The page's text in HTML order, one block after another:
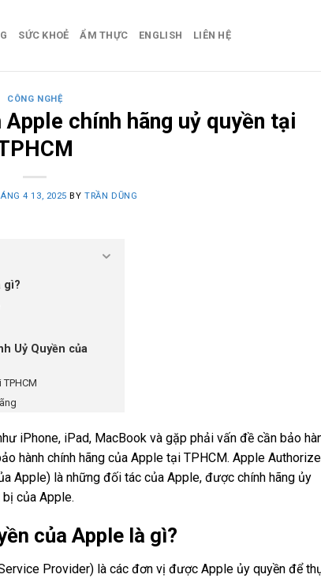
SỨC KHOẺ ẨM THỰC ENGLISH LIÊN HỆ
CÔNG NGHỆ
chính hãng uỷ quyền tại
4 13, 2025 BYTRẦN DŨNG
gì?
Uỷ Quyền của
iPhone, iPad, MacBook và gặp phải vấn đề cần bảo
hành chính hãng của Apple tại TPHCM. Apple
Apple) là những đối tác của Apple, được chính hãng ủy
của Apple.
của Apple là gì?
Provider) là các đơn vị được Apple ủy quyền để